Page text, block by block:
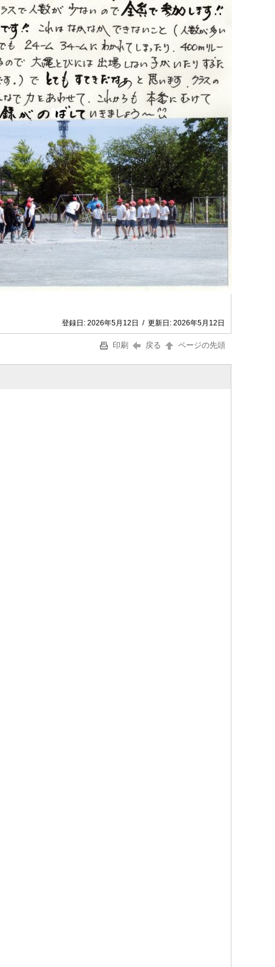
登録日: 2026年5月12日 / 更新日: 2026年5月12日
印刷 戻る ページの先頭